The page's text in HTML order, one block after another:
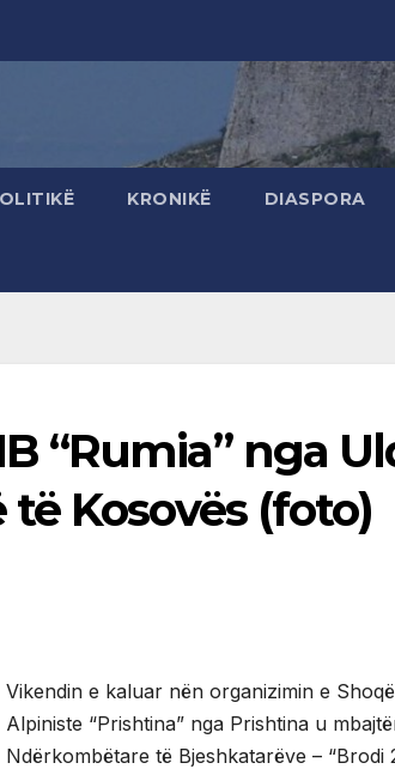
KRONIKË DIASPORA
“Rumia” nga
Kosovës (foto)
Vikendin e kaluar nën organizimin e
Alpiniste “Prishtina” nga Prishtina u
Ndërkombëtare të Bjeshkatarëve – “Brodi